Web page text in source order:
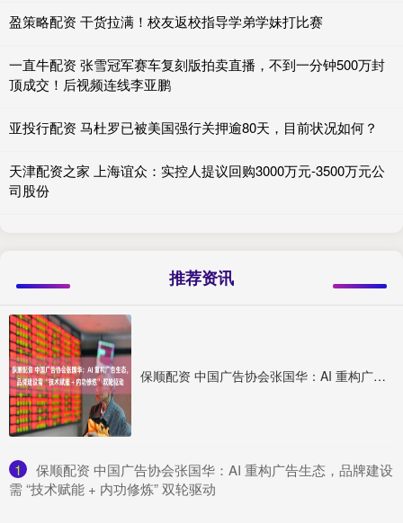
盈策略配资 干货拉满！校友返校指导学弟学妹打比赛
一直牛配资 张雪冠军赛车复刻版拍卖直播，不到一分钟500万封
顶成交！后视频连线李亚鹏
亚投行配资 马杜罗已被美国强行关押逾80天，目前状况如何？
天津配资之家 上海谊众：实控人提议回购3000万元-3500万元公
司股份
推荐资讯
保顺配资 中国广告协会张国华：AI 重构广告生态，品牌建设需 “技术赋能 + 内功修炼” 双轮驱动
1
​保顺配资 中国广告协会张国华：AI 重构广告生态，品牌建设
需 “技术赋能 + 内功修炼” 双轮驱动